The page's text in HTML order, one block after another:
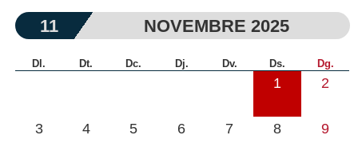
11 NOVEMBRE 2025
Dl. Dt. Dc. Dj. Dv. Ds. Dg.
1 2
3 4 5 6 7 8 9